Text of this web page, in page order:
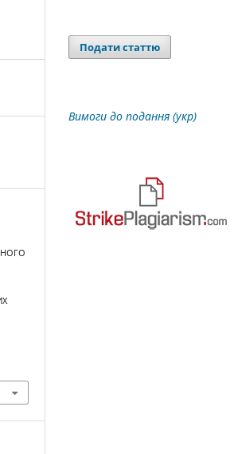
Подати статтю
Вимоги до подання (укр)